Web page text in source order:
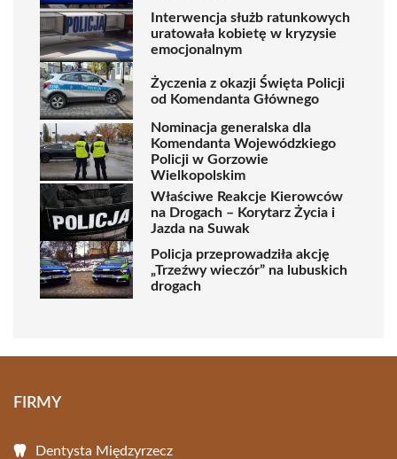
Interwencja służb ratunkowych
uratowała kobietę w kryzysie
emocjonalnym
Życzenia z okazji Święta Policji
od Komendanta Głównego
Nominacja generalska dla
Komendanta Wojewódzkiego
Policji w Gorzowie
Wielkopolskim
Właściwe Reakcje Kierowców
na Drogach – Korytarz Życia i
Jazda na Suwak
Policja przeprowadziła akcję
„Trzeźwy wieczór” na lubuskich
drogach
FIRMY
Dentysta Międzyrzecz